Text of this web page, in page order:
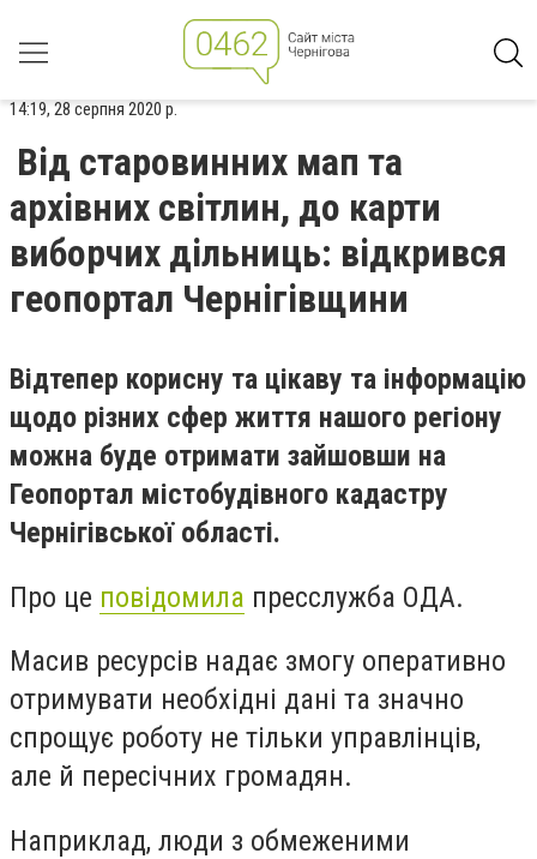
14:19, 28 серпня 2020 р.
Від старовинних мап та
архівних світлин, до карти
виборчих дільниць: відкрився
геопортал Чернігівщини
Відтепер корисну та цікаву та інформацію
щодо різних сфер життя нашого регіону
можна буде отримати зайшовши на
Геопортал містобудівного кадастру
Чернігівської області.
Про це повідомила пресслужба ОДА.
Масив ресурсів надає змогу оперативно
отримувати необхідні дані та значно
спрощує роботу не тільки управлінців,
але й пересічних громадян.
Наприклад, люди з обмеженими